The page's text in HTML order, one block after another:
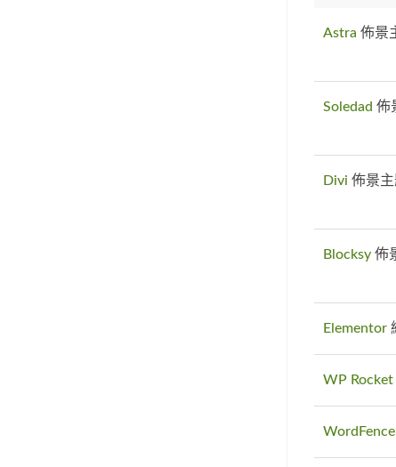
Astra 佈景
Soledad 佈
Divi 佈景主
Blocksy佈
Elementor
WP Rocket